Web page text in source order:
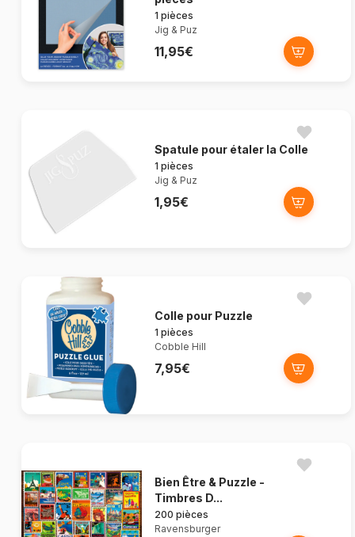
1 pièces
Jig & Puz
11,95€
Spatule pour étaler la Colle
1 pièces
Jig & Puz
1,95€
Colle pour Puzzle
1 pièces
Cobble Hill
7,95€
Bien Être & Puzzle -
Timbres D...
200 pièces
Ravensburger